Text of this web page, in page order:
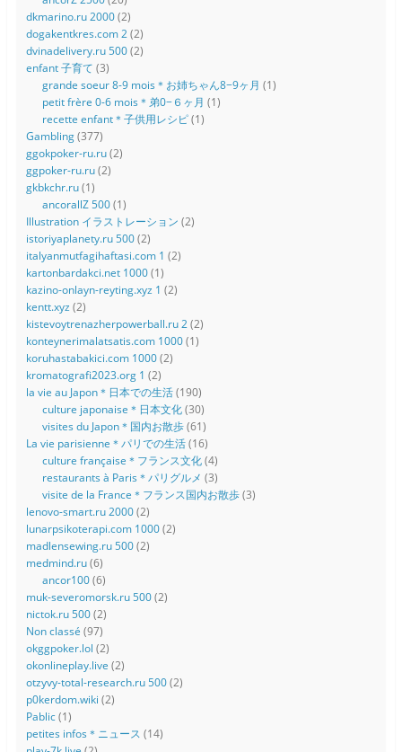
dkmarino.ru 2000(2)
dogakentkres.com 2(2)
dvinadelivery.ru 500(2)
enfant 子育て (3)
grande soeur 8-9 mois＊お姉ちゃん8−9ヶ月 (1)
petit frère 0-6 mois＊弟0−６ヶ月 (1)
recette enfant＊子供用レシピ(1)
Gambling(377)
ggokpoker-ru.ru(2)
ggpoker-ru.ru(2)
gkbkchr.ru(1)
ancorallZ 500(1)
Illustration イラストレーション (2)
istoriyaplanety.ru 500(2)
italyanmutfagihaftasi.com 1 (2)
kartonbardakci.net 1000(1)
kazino-onlayn-reyting.xyz 1 (2)
kentt.xyz (2)
kistevoytrenazherpowerball.ru 2(2)
konteynerimalatsatis.com 1000(1)
koruhastabakici.com 1000(2)
kromatografi2023.org 1 (2)
la vie au Japon＊日本での生活(190)
culture japonaise＊日本文化(30)
visites du Japon＊国内お散歩(61)
La vie parisienne＊パリでの生活(16)
culture française＊フランス文化(4)
restaurants à Paris＊パリグルメ (3)
visite de la France＊フランス国内お散歩(3)
lenovo-smart.ru 2000(2)
lunarpsikoterapi.com 1000(2)
madlensewing.ru 500(2)
medmind.ru(6)
ancor100(6)
muk-severomorsk.ru 500(2)
nictok.ru 500(2)
Non classé (97)
okggpoker.lol (2)
okonlineplay.live (2)
otzyvy-total-research.ru 500(2)
p0kerdom.wiki (2)
Pablic(1)
petites infos＊ニュース (14)